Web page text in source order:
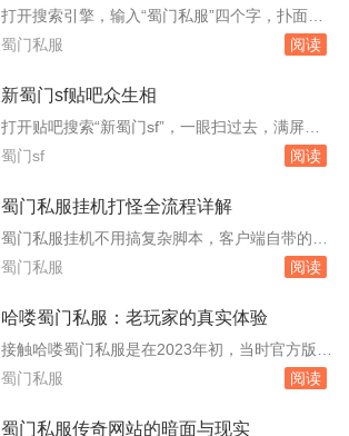
年。玩了一周，我把它当成一个活样本，想看看
这款快二十年的游戏，换了私服运营后到底还
打开搜索引擎，输入“蜀门私服”四个字，扑面而
来的是大量标榜“独家版本”“无限元宝”“上线满
甚至直接盗用官方标识，让人难以分辨。它们便
业。许多玩家在这里不仅没体验到游戏乐趣，反
而掉了账号，丢了钱财。私服的架设并不复
蜀门私服 阅读
新蜀门sf贴吧众生相
打开贴吧搜索“新蜀门sf”，一眼扫过去，满屏
的“开服”“版本”“老玩家回归”。这个吧不长不短的
沉在底部长着青苔，但每天仍有新帖冒出来，像
凸不平，但灯火始终亮着。吧里最常见的一种帖
子，是“新人求助”。发帖的人多半从官网...
蜀门sf 阅读
蜀门私服挂机打怪全流程详解
蜀门私服挂机不用搞复杂脚本，客户端自带的自
动战斗系统已经能把日常刷怪覆盖到位。你只要
一整晚不翻车的概率能有八成以上。这里直接按
打开挂机设置面板。技能顺序決定清怪效率，别
把大招放在最前头，起手用短冷却的单体或者小
蜀门私服 阅读
哈喽蜀门私服：老玩家的真实体验
接触哈喽蜀门私服是在2023年初，当时官方版本
更新太快，老玩家跟不上节奏。这个私服主打经
这个数字在私服圈里不算小。服务器架设在上
蜀门私服 阅读
蜀门私服传奇网站的暗面与现实